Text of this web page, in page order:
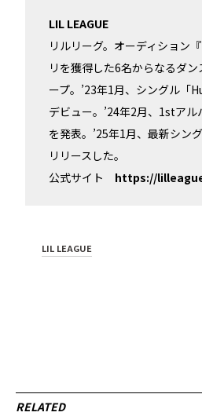
LIL LEAGUE
リルリーグ。オーディション
リを獲得した6名からなるダ
ープ。’23年1月、シングル「
デビュー。’24年2月、1stアル
を発表。’25年1月、最新シン
リリースした。
公式サイト https://
LIL LEAGUE
RELATED